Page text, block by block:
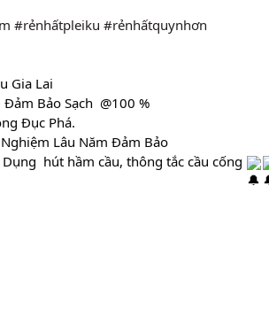
#rẻnhấtpleiku #rẻnhấtquynhơn
Gia Lai
Bảo Sạch  @100 %
Đục Phá.
Lâu Năm Đảm Bảo
hút hầm cầu, thông tắc cầu cống